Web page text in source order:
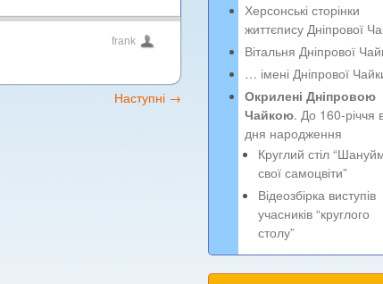
frank
Наступні →
Херсонські сторінки
життєпису Дніпрової
Вітальня Дніпрової
… імені Дніпрової
Окрилені Дніпровою
Чайкою. До 160-річчя
дня народження
Круглий стіл
свої самоцвіти”
Відеозбірка виступів
учасників “круглого
столу”